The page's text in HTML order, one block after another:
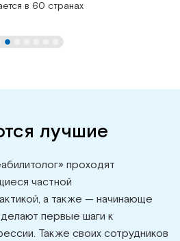
в 60 странах
лучшие
проходят
частной
а также — начинающе
первые шаги к
Также своих сотрудников